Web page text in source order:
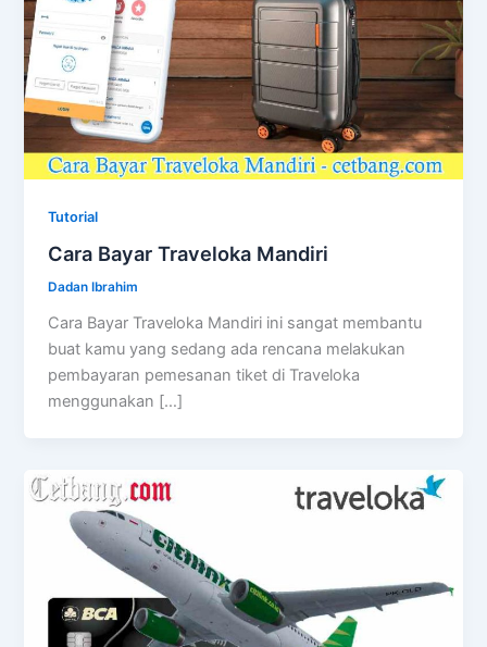
Tutorial
Cara Bayar Traveloka Mandiri
Dadan Ibrahim
Cara Bayar Traveloka Mandiri ini sangat membantu
buat kamu yang sedang ada rencana melakukan
pembayaran pemesanan tiket di Traveloka
menggunakan […]